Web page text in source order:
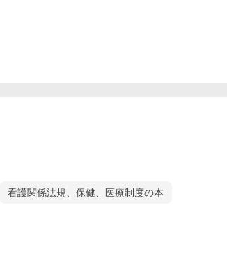
看護関係法規、保健、医療制度の本